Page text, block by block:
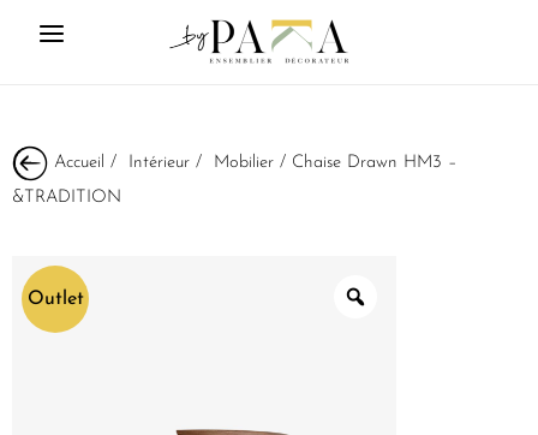
Accueil / Intérieur / Mobilier / Chaise Drawn HM3 –
&TRADITION
Outlet